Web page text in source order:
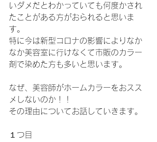
いダメだとわかっていても何度かされ
たことがある方がおられると思いま
す。
特に今は新型コロナの影響によりなか
なか美容室に行けなくて市販のカラー
剤で染めた方も多いと思います。
なぜ、美容師がホームカラーをおスス
メしないのか！！
その理由についてお話していきます。
１つ目